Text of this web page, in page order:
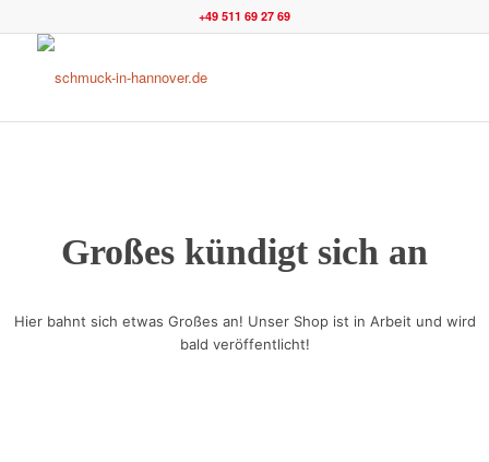
+49 511 69 27 69
Großes kündigt sich an
Hier bahnt sich etwas Großes an! Unser Shop ist in Arbeit und wird
bald veröffentlicht!